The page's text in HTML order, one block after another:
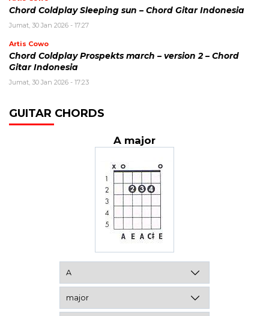
Chord Coldplay Sleeping sun – Chord Gitar Indonesia
Jumat, 30 Jan 2026 - 17:27
Artis Cowo
Chord Coldplay Prospekts march – version 2 – Chord
Gitar Indonesia
Jumat, 30 Jan 2026 - 17:23
GUITAR CHORDS
A major